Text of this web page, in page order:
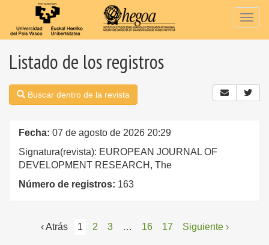
Listado de los registros
Buscar dentro de la revista
Fecha: 07 de agosto de 2026 20:29
Signatura(revista): EUROPEAN JOURNAL OF
DEVELOPMENT RESEARCH, The
Número de registros: 163
‹ Atrás 1 2 3 … 16 17 Siguiente ›